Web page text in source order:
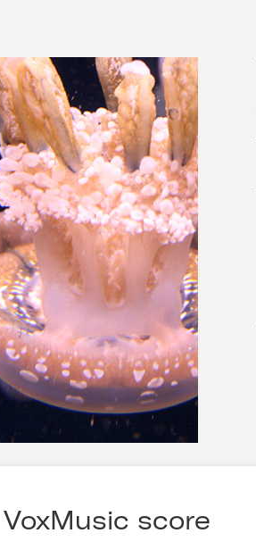
VoxMusic score